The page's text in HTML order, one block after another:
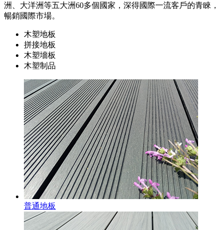
洲、大洋洲等五大洲60多個國家，深得國際一流客戶的青睞，
暢銷國際市場。
木塑地板
拼接地板
木塑墻板
木塑制品
普通地板